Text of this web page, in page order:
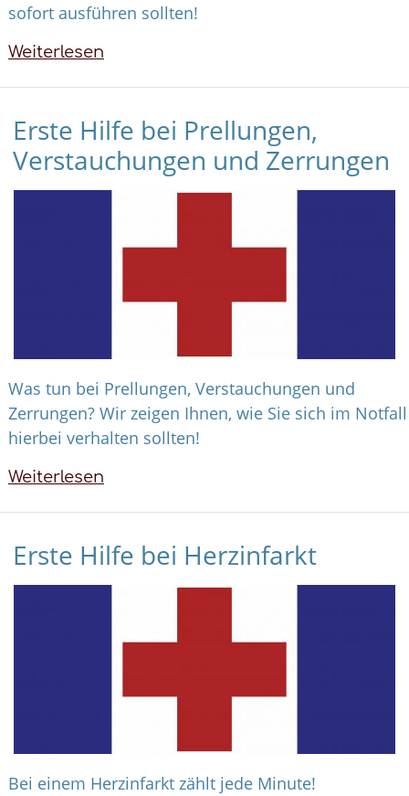
sofort ausführen sollten!
Weiterlesen
bei
Knochenbrüchen
Erste Hilfe bei Prellungen,
Verstauchungen und Zerrungen
Was tun bei Prellungen, Verstauchungen und
Zerrungen? Wir zeigen Ihnen, wie Sie sich im Notfall
hierbei verhalten sollten!
Weiterlesen
bei
Zerrungen
Erste Hilfe bei Herzinfarkt
Bei einem Herzinfarkt zählt jede Minute!